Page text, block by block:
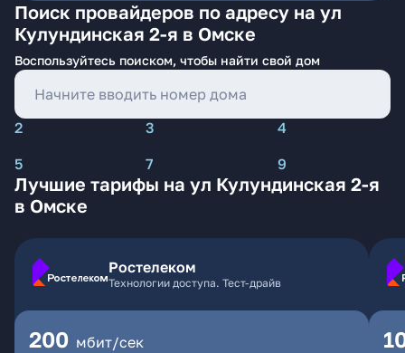
Поиск провайдеров по адресу на ул
Кулундинская 2-я в Омске
Воспользуйтесь поиском, чтобы найти свой дом
2 3
4
5
7 9
Лучшие тарифы на ул Кулундинская 2-я
в Омске
Ростелеком
Технологии доступа. Тест-драйв
200 мбит/сек